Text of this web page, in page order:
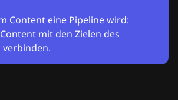
Content eine Pipeline wird:
mit den Zielen des